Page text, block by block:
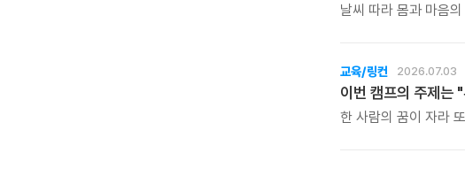
날씨 따라 몸과 마음
교육/링컨 2026.07.03
이번 캠프의 주제는
한 사람의 꿈이 자라